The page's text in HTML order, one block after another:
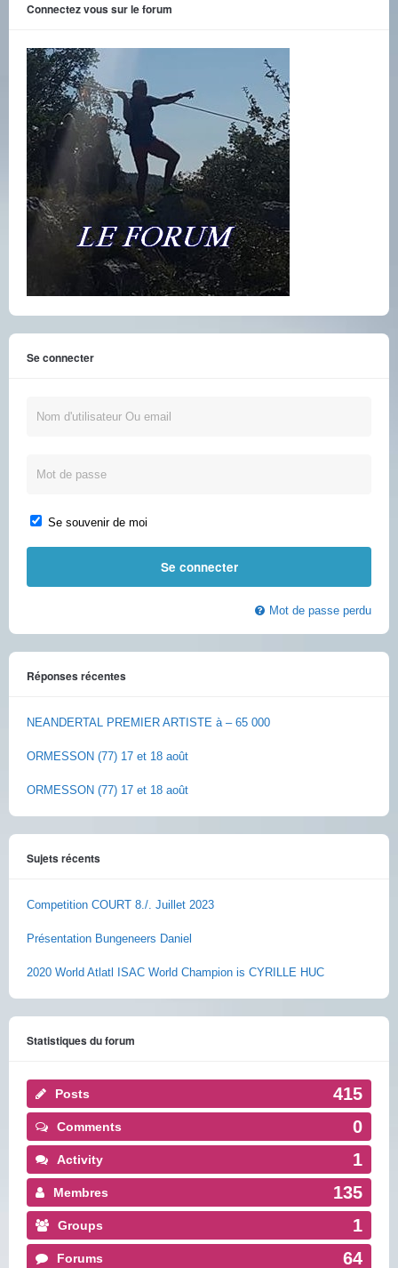
Connectez vous sur le forum
Se connecter
Se souvenir de moi
Mot de passe perdu
Réponses récentes
NEANDERTAL PREMIER ARTISTE à – 65 000
ORMESSON (77) 17 et 18 août
ORMESSON (77) 17 et 18 août
Sujets récents
Competition COURT 8./. Juillet 2023
Présentation Bungeneers Daniel
2020 World Atlatl ISAC World Champion is CYRILLE HUC
Statistiques du forum
Posts 415
Comments 0
Activity 1
Membres 135
Groups 1
Forums 64